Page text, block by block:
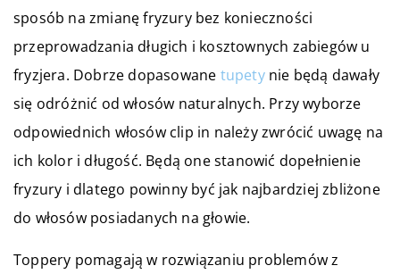
sposób na zmianę fryzury bez konieczności
przeprowadzania długich i kosztownych zabiegów u
fryzjera. Dobrze dopasowane tupetynie będą dawały
się odróżnić od włosów naturalnych. Przy wyborze
odpowiednich włosów clip in należy zwrócić uwagę na
ich kolor i długość. Będą one stanowić dopełnienie
fryzury i dlatego powinny być jak najbardziej zbliżone
do włosów posiadanych na głowie.
Toppery pomagają w rozwiązaniu problemów z